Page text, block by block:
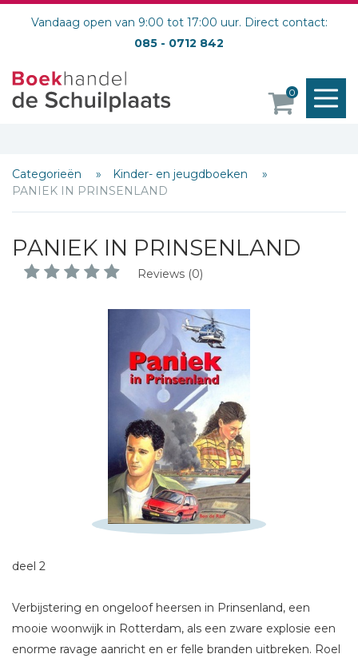
Vandaag open van 9:00 tot 17:00 uur. Direct contact:
085 - 0712 842
0
Categorieën
Kinder- en jeugdboeken
PANIEK IN PRINSENLAND
PANIEK IN PRINSENLAND
Reviews (0)
deel 2
Verbijstering en ongeloof heersen in Prinsenland, een
mooie woonwijk in Rotterdam, als een zware explosie een
enorme ravage aanricht en er felle branden uitbreken. Roel
Schrijf hieronder je review!
Bericht *